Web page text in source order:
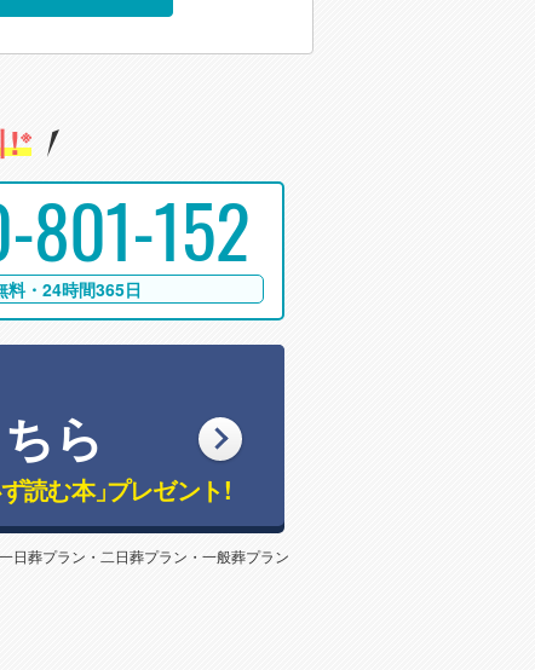
!※
801-152
料・24時間365日
ら
読む本」プレゼント!
日葬プラン・二日葬プラン・一般葬プラン